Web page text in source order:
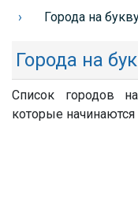
Города на
Города на
Список городов
которые